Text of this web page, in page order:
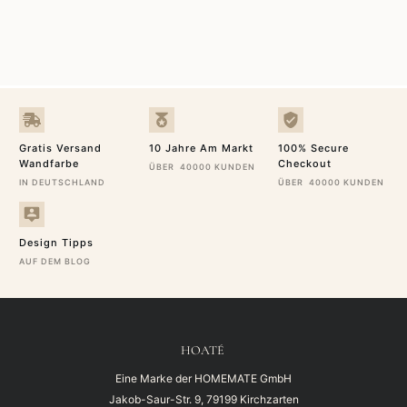
Gratis Versand
Wandfarbe
IN DEUTSCHLAND
10 Jahre Am Markt
ÜBER 40000 KUNDEN
100% Secure
Checkout
ÜBER 40000 KUNDEN
Design Tipps
AUF DEM BLOG
HOATÉ
Eine Marke der HOMEMATE GmbH
Jakob-Saur-Str. 9, 79199 Kirchzarten